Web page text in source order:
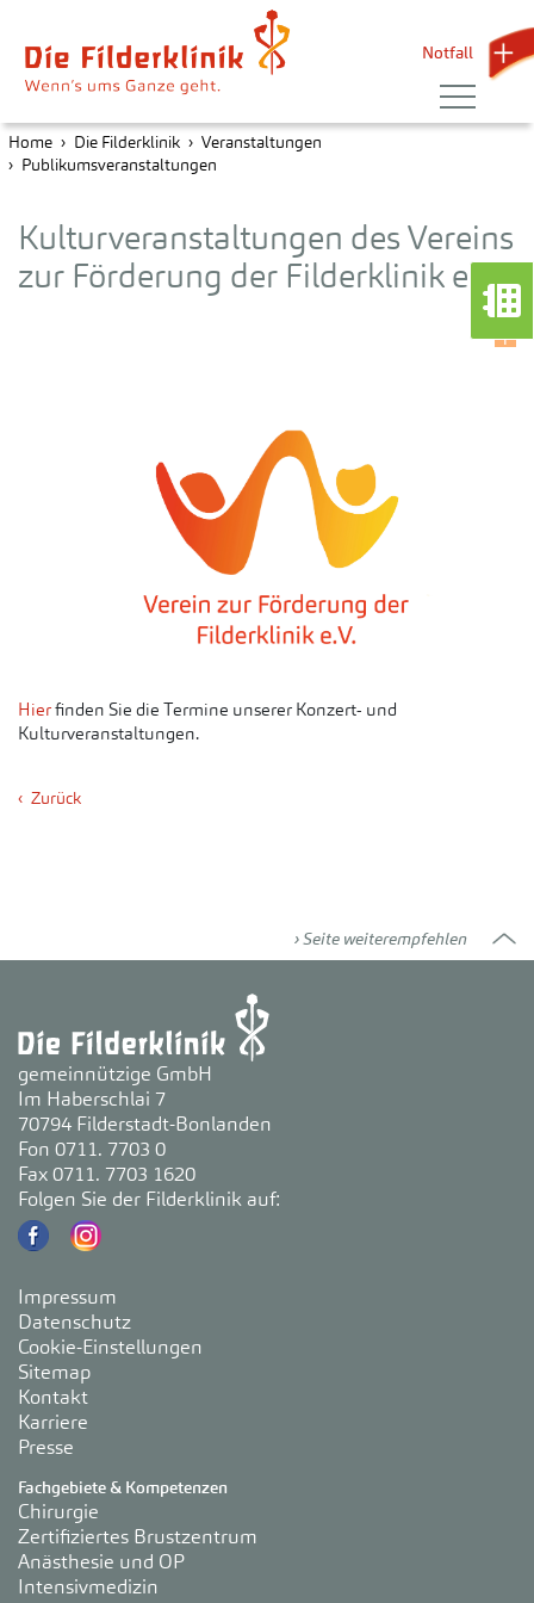
Notfall
Home Die Filderklinik
Veranstaltungen
Publikumsveranstaltungen
Kulturveranstaltungen des Vereins
zur Förderung der Filderklinik e.V.
Hierfinden Sie die Termine unserer Konzert- und
Kulturveranstaltungen.
Zurück
Seite weiterempfehlen
gemeinnützige GmbH
Im Haberschlai 7
70794 Filderstadt-Bonlanden
Fon 0711. 7703 0
Fax 0711. 7703 1620
Folgen Sie der Filderklinik auf:
Impressum
Datenschutz
Cookie-Einstellungen
Sitemap
Kontakt
Karriere
Presse
Fachgebiete & Kompetenzen
Chirurgie
Zertifiziertes Brustzentrum
Anästhesie und OP
Intensivmedizin